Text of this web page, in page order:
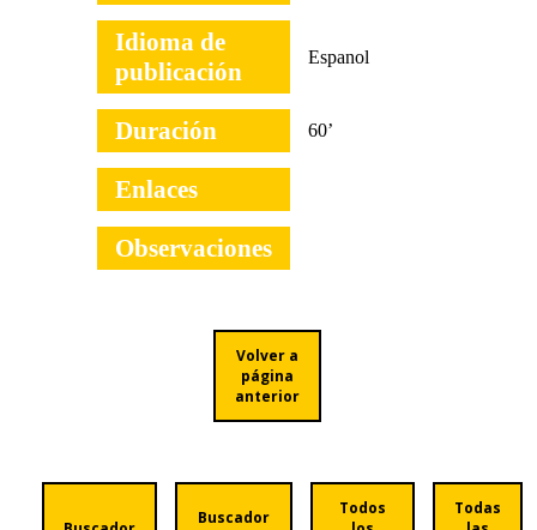
Idioma de
publicación
Espanol
Duración 60’
Enlaces
Observaciones
Volver a
página
anterior
Buscador
Todos
Todas